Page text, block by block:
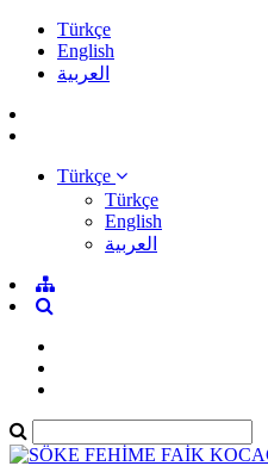
Türkçe
English
العربية
Türkçe
Türkçe
English
العربية